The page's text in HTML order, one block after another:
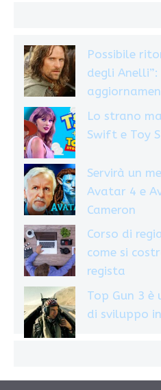
Possibile
degli
Lo strano
Swift e Toy
Servirà un
Avatar 4 e
Cameron
Corso di
come si
regista
Top Gun 3
di sviluppo